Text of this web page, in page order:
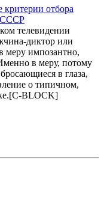
отбора
СССР
телевидении
диктор или
меру импозантно,
в меру, потому
в глаза,
о типичном,
BLOCK]